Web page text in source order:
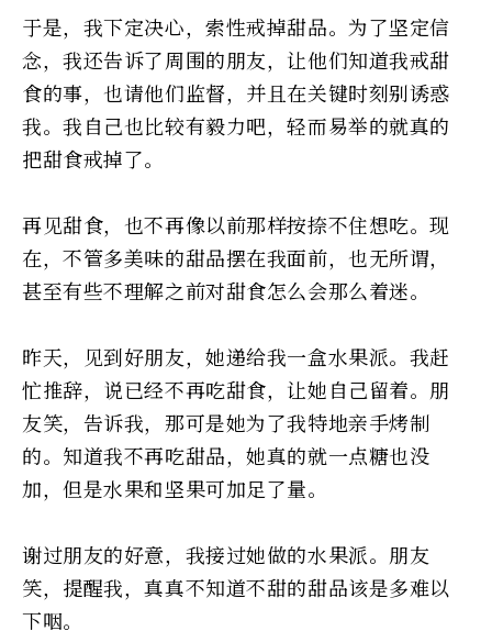
于是，我下定决心，索性戒掉甜品。为了坚定信
念，我还告诉了周围的朋友，让他们知道我戒甜
食的事，也请他们监督，并且在关键时刻别诱惑
我。我自己也比较有毅力吧，轻而易举的就真的
把甜食戒掉了。
再见甜食，也不再像以前那样按捺不住想吃。现
在，不管多美味的甜品摆在我面前，也无所谓，
甚至有些不理解之前对甜食怎么会那么着迷。
昨天，见到好朋友，她递给我一盒水果派。我赶
忙推辞，说已经不再吃甜食，让她自己留着。朋
友笑，告诉我，那可是她为了我特地亲手烤制
的。知道我不再吃甜品，她真的就一点糖也没
加，但是水果和坚果可加足了量。
谢过朋友的好意，我接过她做的水果派。朋友
笑，提醒我，真真不知道不甜的甜品该是多难以
下咽。